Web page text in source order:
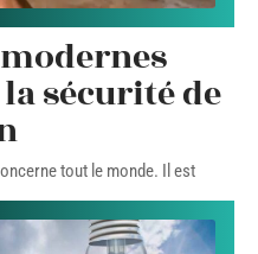
sécurité de
tout le monde. Il est